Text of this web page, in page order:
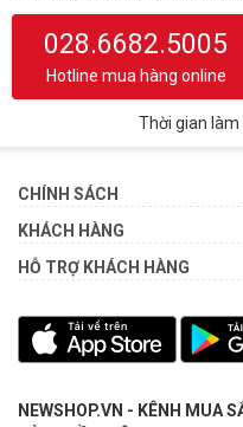
028.6682.5005
Hotline mua hàng online
Thời gian
CHÍNH SÁCH
KHÁCH HÀNG
HỖ TRỢ KHÁCH HÀNG
NEWSHOP.VN - KÊNH MUA